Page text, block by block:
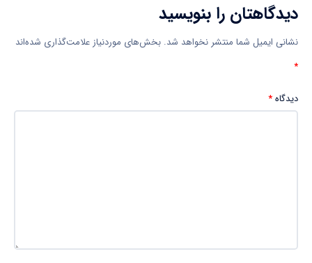
دیدگاهتان را بنویسید
نشانی ایمیل شما منتشر نخواهد شد. بخش‌های موردنیاز علامت‌گذاری شده‌اند
*
دیدگاه*